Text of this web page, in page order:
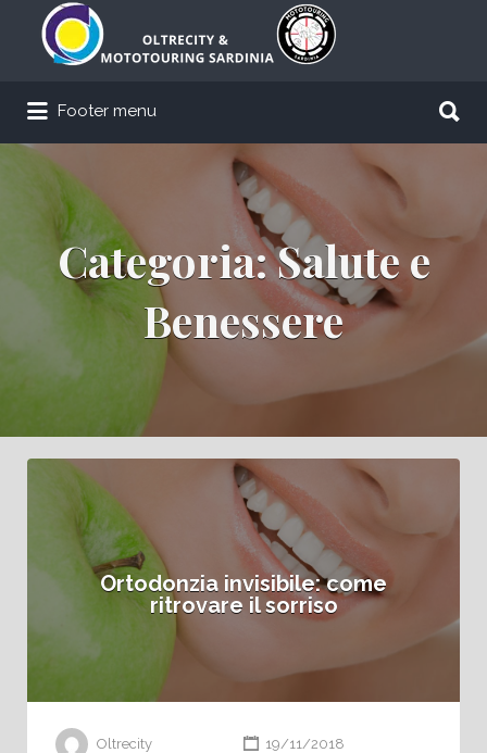
Cerca:
Footer menu
Categoria:Salute e
Benessere
Ortodonzia invisibile: come
ritrovare il sorriso
Oltrecity 19/11/2018